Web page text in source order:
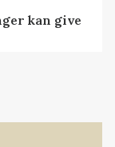
kan give